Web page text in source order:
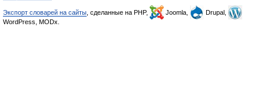
Экспорт словарей на сайты , сделанные на PHP, Joomla,
Drupal,
WordPress, MODx.